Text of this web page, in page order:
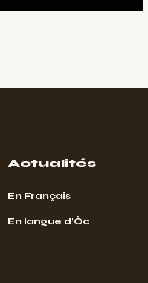
Actualités
En Français
En langue d’Òc